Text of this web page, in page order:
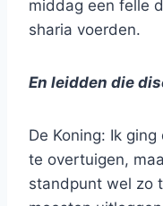
middag een felle
sharia voerden.
En leidden die
De Koning: Ik
te overtuigen,
standpunt wel zo